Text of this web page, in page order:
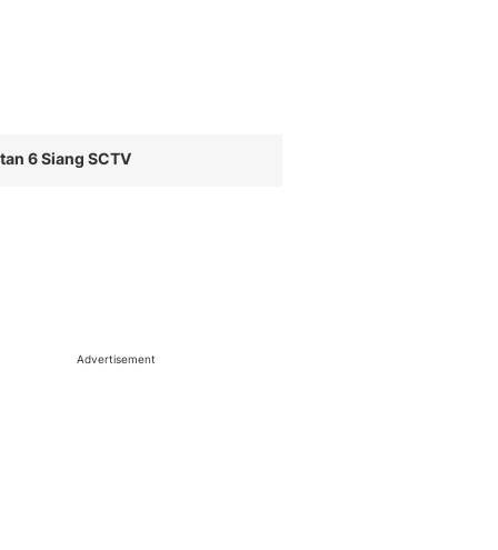
6 Siang SCTV
Advertisement